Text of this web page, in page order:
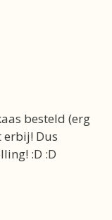
besteld (erg
erbij! Dus
:D :D